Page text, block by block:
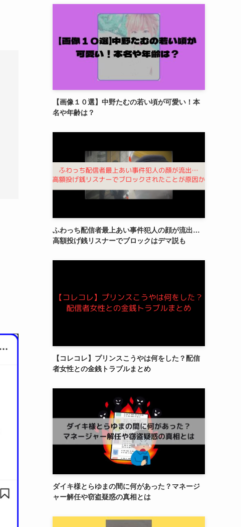
【画像１０選】中野たむの若い頃が可愛い！本
名や年齢は？
ふわっち配信者最上あい事件犯人の顔が流出…
高額投げ銭リスナーでブロックはデマ説も
【コレコレ】プリンスこうやは何をした？配信
者女性との金銭トラブルまとめ
ダイキ様とらゆまの間に何があった？マネージ
ャー解任や窃盗疑惑の真相とは